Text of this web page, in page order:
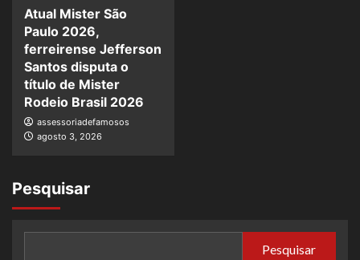
Atual Mister São
Paulo 2026,
ferreirense Jefferson
Santos disputa o
título de Mister
Rodeio Brasil 2026
assessoriadefamosos
agosto 3, 2026
Pesquisar
Pesquisar